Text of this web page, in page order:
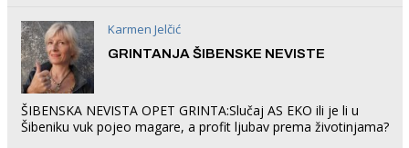
Karmen Jelčić
GRINTANJA ŠIBENSKE NEVISTE
ŠIBENSKA NEVISTA OPET GRINTA:Slučaj AS EKO ili je li u
Šibeniku vuk pojeo magare, a profit ljubav prema životinjama?